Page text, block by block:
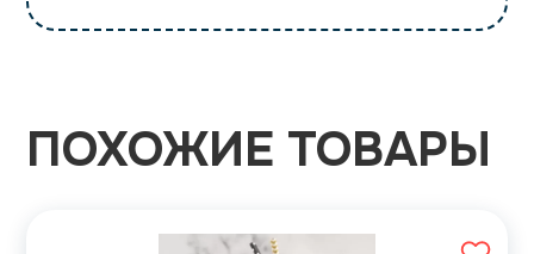
ПОХОЖИЕ ТОВАРЫ